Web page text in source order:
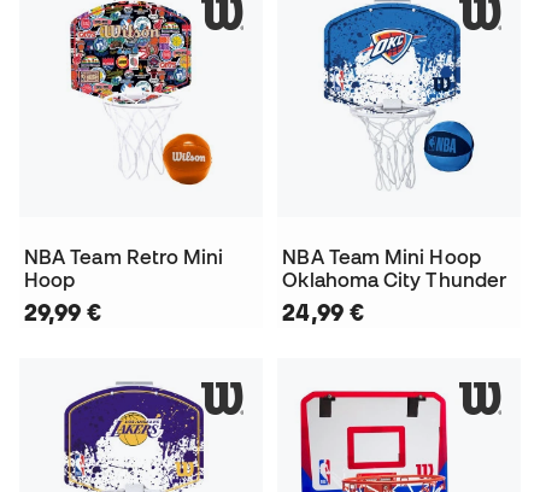
NBA Team Retro Mini
Hoop
29,99 €
NBA Team Mini Hoop
Oklahoma City Thunder
24,99 €